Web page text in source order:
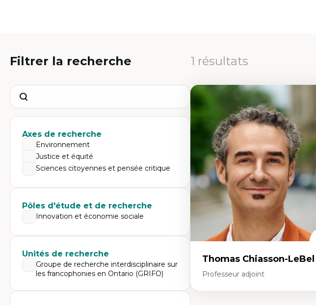
Filtrer la recherche
Search
Axes de recherche
Environnement
Justice et équité
Sciences citoyennes et pensée critique
Pôles d'étude et de recherche
Innovation et économie sociale
Unités de recherche
Groupe de recherche interdisciplinaire sur
les francophonies en Ontario (GRIFO)
1 résultats
Thomas Chiasson-LeBel
Professeur adjoint